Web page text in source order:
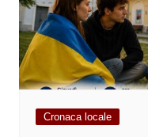
Cronaca locale